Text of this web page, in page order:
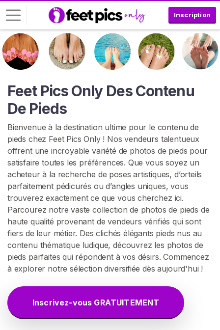
Inscription
Feet Pics Only Des Contenu
De Pieds
Bienvenue à la destination ultime pour le contenu de
pieds chez Feet Pics Only ! Nos vendeurs talentueux
offrent une incroyable variété de photos de pieds pour
satisfaire toutes les préférences. Que vous soyez un
acheteur à la recherche de poses artistiques, d’orteils
parfaitement pédicurés ou d’angles uniques, vous
trouverez exactement ce que vous cherchez ici.
Parcourez notre vaste collection de photos de pieds de
haute qualité provenant de vendeurs vérifiés qui sont
fiers de leur métier. Des clichés élégants pieds nus au
contenu thématique ludique, découvrez les photos de
pieds parfaites qui répondent à vos désirs. Commencez
à explorer notre sélection diversifiée dès aujourd'hui !
Inscrivez-vous GRATUITEMENT
C
o
e
x
o
n
I
N
C
R
I
V
E
Z
-
V
O
U
G
R
A
T